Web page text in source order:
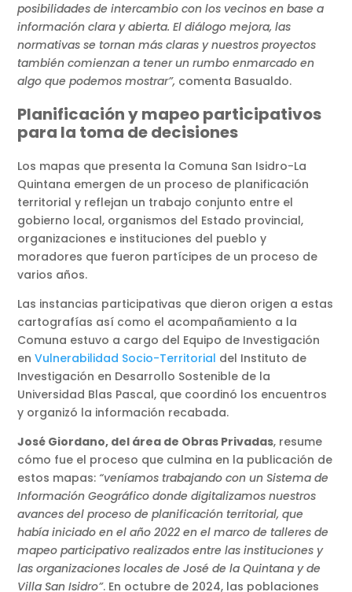
posibilidades de intercambio con los vecinos en base a
información clara y abierta. El diálogo mejora, las
normativas se tornan más claras y nuestros proyectos
también comienzan a tener un rumbo enmarcado en
algo que podemos mostrar”, comenta Basualdo.
Planificación y mapeo participativos
para la toma de decisiones
Los mapas que presenta la Comuna San Isidro-La
Quintana emergen de un proceso de planificación
territorial y reflejan un trabajo conjunto entre el
gobierno local, organismos del Estado provincial,
organizaciones e instituciones del pueblo y
moradores que fueron partícipes de un proceso de
varios años.
Las instancias participativas que dieron origen a estas
cartografías así como el acompañamiento a la
Comuna estuvo a cargo del Equipo de Investigación
enVulnerabilidad Socio-Territorial del Instituto de
Investigación en Desarrollo Sostenible de la
Universidad Blas Pascal, que coordinó los encuentros
y organizó la información recabada.
José Giordano, del área de Obras Privadas, resume
cómo fue el proceso que culmina en la publicación de
estos mapas: “veníamos trabajando con un Sistema de
Información Geográfico donde digitalizamos nuestros
avances del proceso de planificación territorial, que
había iniciado en el año 2022 en el marco de talleres de
mapeo participativo realizados entre las instituciones y
las organizaciones locales de José de la Quintana y de
Villa San Isidro”. En octubre de 2024, las poblaciones